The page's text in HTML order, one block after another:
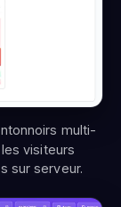
multi-
visiteurs
sur serveur.